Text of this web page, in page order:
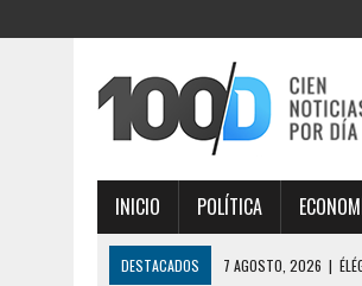
INICIO POLÍTICA
DESTACADOS 7 AGOSTO, 2026 |